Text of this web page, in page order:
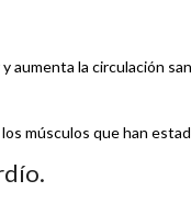
aumenta la circulación
músculos que han